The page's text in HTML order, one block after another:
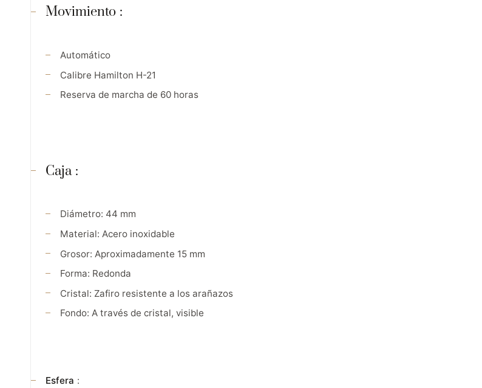
Movimiento :
Automático
Calibre Hamilton H-21
Reserva de marcha de 60 horas
Caja :
Diámetro: 44 mm
Material: Acero inoxidable
Grosor: Aproximadamente 15 mm
Forma: Redonda
Cristal: Zafiro resistente a los arañazos
Fondo: A través de cristal, visible
Esfera :